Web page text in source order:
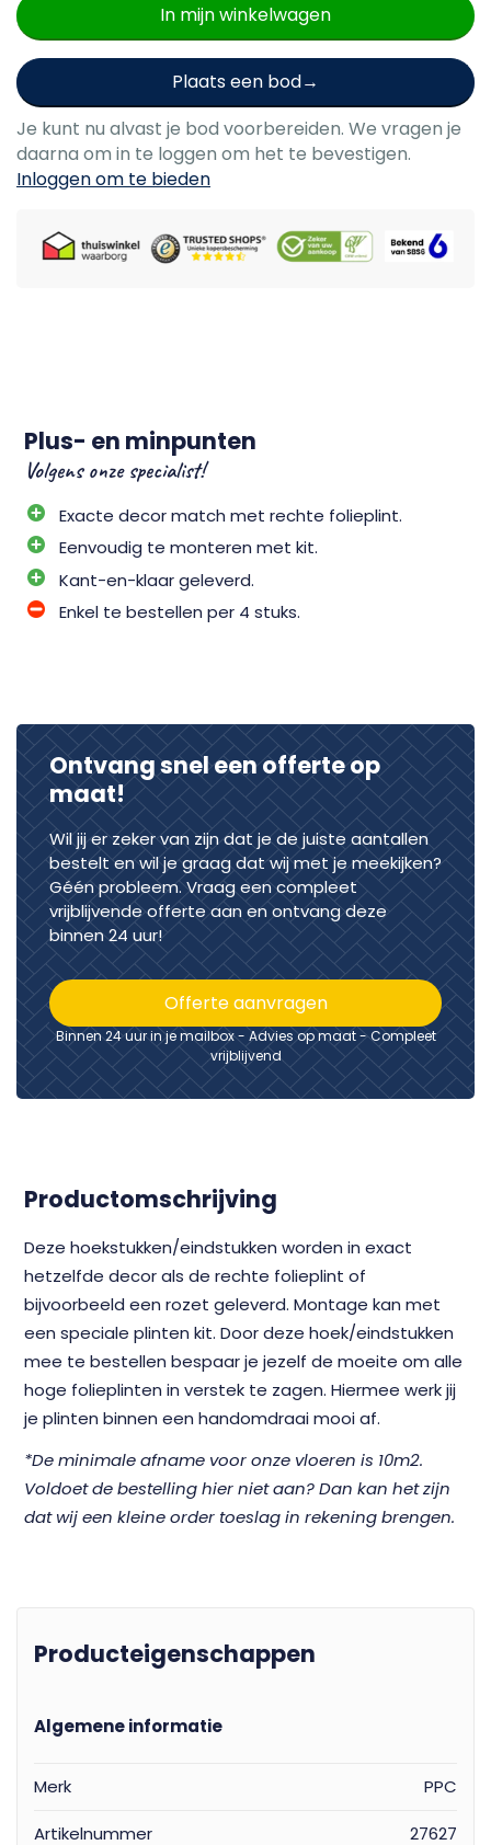
In mijn winkelwagen
Plaats een bod
Je kunt nu alvast je bod voorbereiden. We vragen je
daarna om in te loggen om het te bevestigen.
Inloggen om te bieden
Plus- en minpunten
Volgens onze specialist!
Exacte decor match met rechte folieplint.
Eenvoudig te monteren met kit.
Kant-en-klaar geleverd.
Enkel te bestellen per 4 stuks.
Ontvang snel een offerte op
maat!
Wil jij er zeker van zijn dat je de juiste aantallen
bestelt en wil je graag dat wij met je meekijken?
Géén probleem. Vraag een compleet
vrijblijvende offerte aan en ontvang deze
binnen 24 uur!
Offerte aanvragen
Binnen 24 uur in je mailbox - Advies op maat - Compleet
vrijblijvend
Productomschrijving
Deze hoekstukken/eindstukken worden in exact
hetzelfde decor als de rechte folieplint of
bijvoorbeeld een rozet geleverd. Montage kan met
een speciale plinten kit. Door deze hoek/eindstukken
mee te bestellen bespaar je jezelf de moeite om alle
hoge folieplinten in verstek te zagen. Hiermee werk jij
je plinten binnen een handomdraai mooi af.
*De minimale afname voor onze vloeren is 10m2.
Voldoet de bestelling hier niet aan? Dan kan het zijn
dat wij een kleine order toeslag in rekening brengen.
Producteigenschappen
Algemene informatie
Merk PPC
Artikelnummer 27627